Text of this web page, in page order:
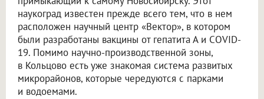
наукоград известен прежде всего тем, что в нем
расположен научный центр «Вектор», в котором
были разработаны вакцины от гепатита А и COVID-
19. Помимо научно-производственной зоны,
в Кольцово есть уже знакомая система развитых
микрорайонов, которые чередуются с парками
и водоемами.